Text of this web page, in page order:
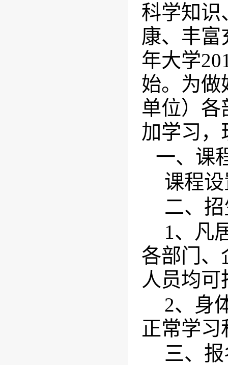
科学知识
康、丰富
年大学
始。为做
单位）各
加学习，
一、课
课程
二、
1、凡
各部门、
人员均可
2、身
正常学习
三、